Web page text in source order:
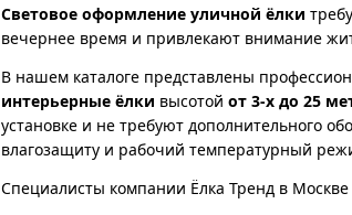
Световое оформление уличной ёлки
вечернее время и привлекают внимание
В нашем каталоге представлены
интерьерные ёлки высотой от 3-х до 25
установке и не требуют дополнительного
влагозащиту и рабочий температурный
Специалисты компании Ёлка Тренд в Москве